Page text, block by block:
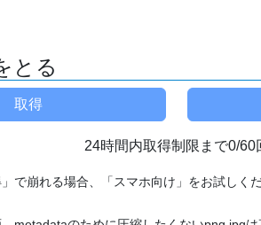
とる
24時間内取得制限まで0/60
で崩れる場合、「スマホ向け」をお試しくだ